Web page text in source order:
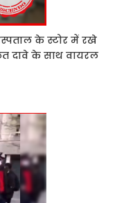
के स्टोर में रखे
दावे के साथ वायरल